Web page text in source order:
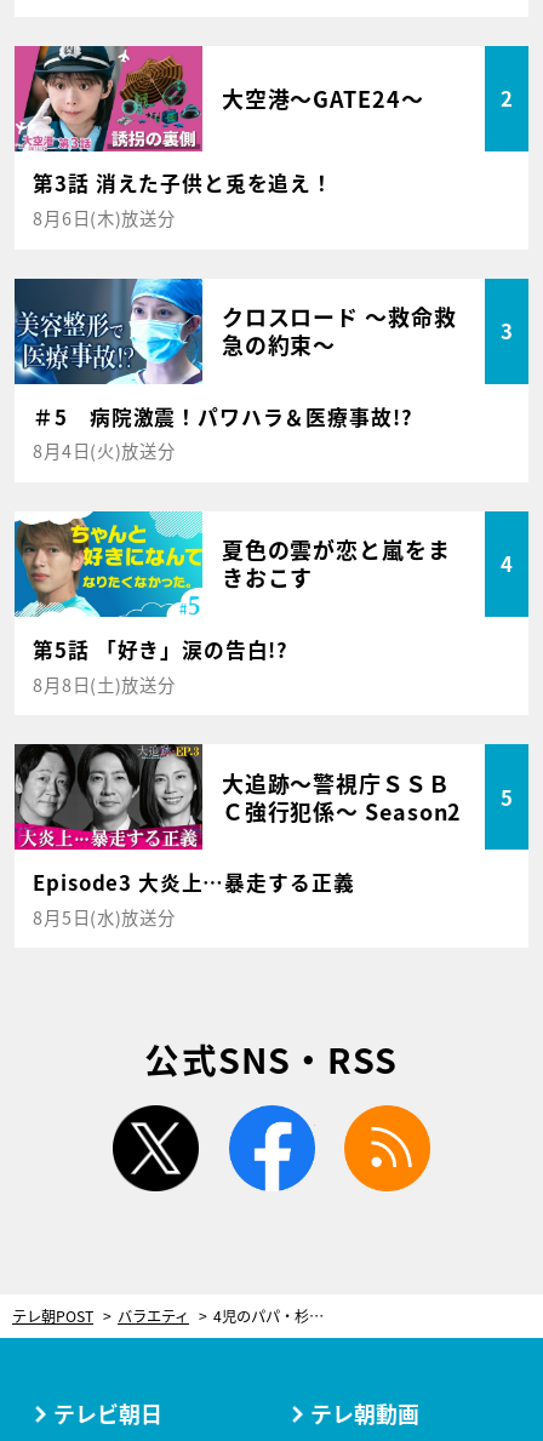
大空港～GATE24～ 2
第3話 消えた子供と兎を追え！
8月6日(木)放送分
クロスロード ～救命救
急の約束～
3
＃5 病院激震！パワハラ＆医療事故!?
8月4日(火)放送分
夏色の雲が恋と嵐をま
きおこす
4
第5話 「好き」涙の告白!?
8月8日(土)放送分
大追跡～警視庁ＳＳＢ
Ｃ強行犯係～ Season2
5
Episode3 大炎上…暴走する正義
8月5日(水)放送分
公式SNS・RSS
twitter facebook
テレ朝POST バラエティ 4児のパパ・杉浦太陽、子育て夫婦の“賢い”デート術を伝授！メリット満載のタイミングに「いいかもな」
テレビ朝日 テレ朝動画